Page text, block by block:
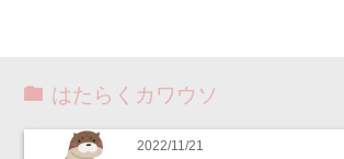
はたらくカワウソ
2022/11/21